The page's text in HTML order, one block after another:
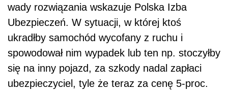
wady rozwiązania wskazuje Polska Izba
Ubezpieczeń. W sytuacji, w której ktoś
ukradłby samochód wycofany z ruchu i
spowodował nim wypadek lub ten np. stoczyłby
się na inny pojazd, za szkody nadal zapłaci
ubezpieczyciel, tyle że teraz za cenę 5-proc.